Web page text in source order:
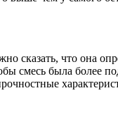
сказать, что она
смесь была более